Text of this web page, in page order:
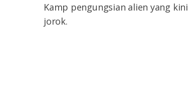
Kamp pengungsian alien yang
jorok.